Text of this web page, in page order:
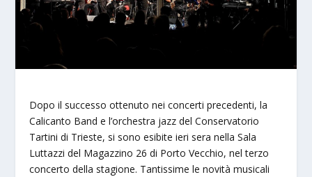
Dopo il successo ottenuto nei concerti precedenti, la
Calicanto Band e l’orchestra jazz del Conservatorio
Tartini di Trieste, si sono esibite ieri sera nella Sala
Luttazzi del Magazzino 26 di Porto Vecchio, nel terzo
concerto della stagione. Tantissime le novità musicali